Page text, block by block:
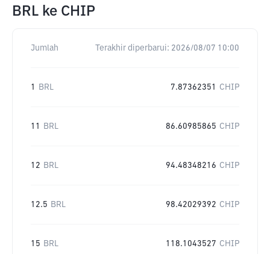
BRL ke CHIP
Jumlah Terakhir diperbarui: 2026/08/07 10:00
1 BRL 7.87362351 CHIP
11 BRL 86.60985865 CHIP
12 BRL 94.48348216 CHIP
12.5 BRL 98.42029392 CHIP
15 BRL 118.1043527 CHIP